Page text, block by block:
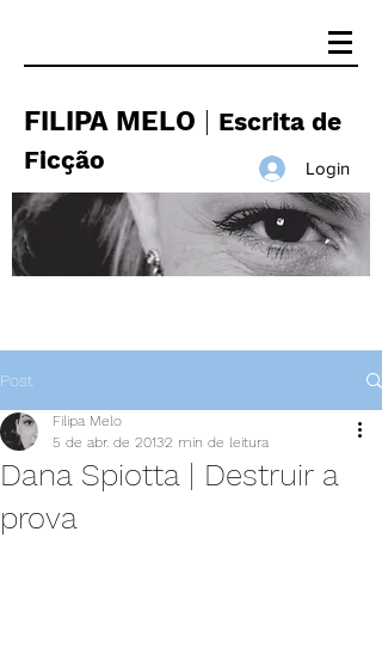
FILIPA MELO
Escrita de
Ficção
Login
Post
Dana Spiotta | Destruir a
prova
Filipa Melo
5 de abr. de 20132 min de leitura